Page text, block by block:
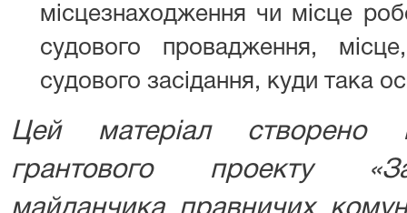
місцезнаходження чи місце
судового провадження,
судового засідання, куди така
Цей матеріал створено
грантового проекту